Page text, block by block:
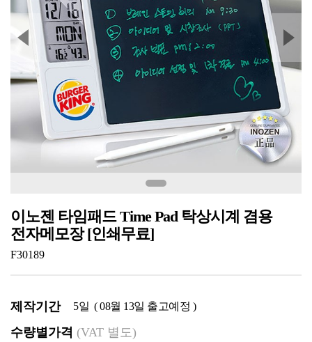
이노젠 타임패드 Time Pad 탁상시계 겸용
전자메모장 [인쇄무료]
F30189
제작기간 5일 ( 08월 13일 출고예정 )
수량별가격 (VAT 별도)